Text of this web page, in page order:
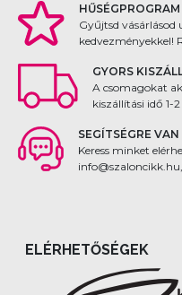
HŰSÉGPROGRAM
Gyűjtsd vásárlásod
kedvezményekkel!
GYORS
A csomagokat
kiszállítási idő 1-
SEGÍTSÉGRE
Keress minket
ELÉRHETŐSÉGEK